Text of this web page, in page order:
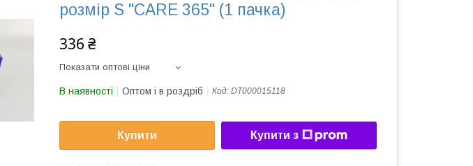
розмір S "CARE 365" (1 пачка)
336 ₴
Показати оптові ціни
В наявності Оптом і в роздріб Код: DT000015118
Купити Купити з